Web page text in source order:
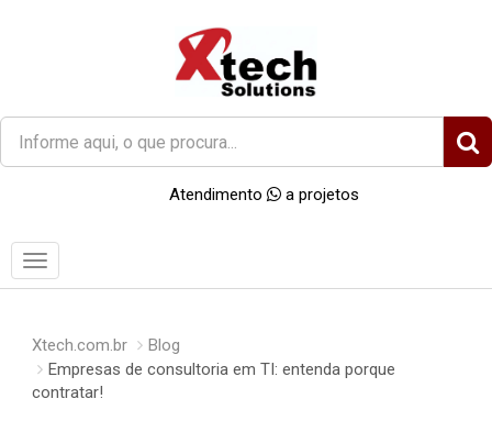
O
que
você
Atendimento a projetos
Menu
Xtech.com.br
Blog
Empresas de consultoria em TI: entenda porque
contratar!